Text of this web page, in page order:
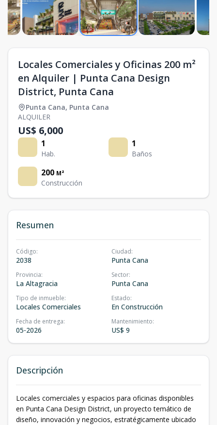
Locales Comerciales y Oficinas 200 m²
en Alquiler | Punta Cana Design
District, Punta Cana
Punta Cana, Punta Cana
ALQUILER
US$ 6,000
1
Hab.
1
Baños
200 M²
Construcción
Resumen
Código:
2038
Ciudad:
Punta Cana
Provincia:
La Altagracia
Sector:
Punta Cana
Tipo de inmueble:
Locales Comerciales
Estado:
En Construcción
Fecha de entrega:
05-2026
Mantenimiento:
US$ 9
Descripción
Locales comerciales y espacios para oficinas disponibles
en Punta Cana Design District, un proyecto temático de
diseño, innovación y negocios, estratégicamente ubicado